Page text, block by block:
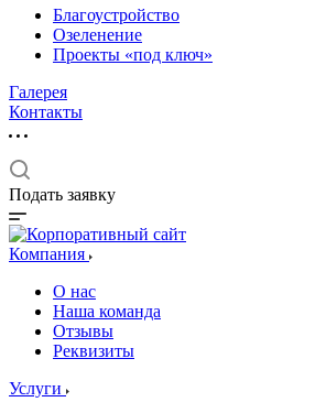
Благоустройство
Озеленение
Проекты «под ключ»
Галерея
Контакты
Подать заявку
Компания
О нас
Наша команда
Отзывы
Реквизиты
Услуги